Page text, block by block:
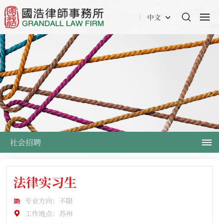
中文
社会招聘
法律实习生
专业方向：不限
工作地点：苏州